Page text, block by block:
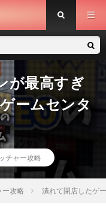
が最高すぎ
ームセンタ
チャー攻略
ー攻略 潰れて閉店したゲ